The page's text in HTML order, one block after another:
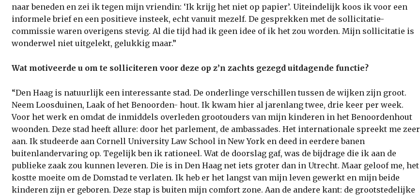
naar beneden en zei ik tegen mijn vriendin: ‘Ik krijg het niet op papier’. Uiteindelijk koos ik voor een
informele brief en een positieve insteek, echt vanuit mezelf. De gesprekken met de sollicitatie-
commissie waren overigens stevig. Al die tijd had ik geen idee of ik het zou worden. Mijn sollicitatie is
wonderwel niet uitgelekt, gelukkig maar.”
Wat motiveerde u om te solliciteren voor deze op z’n zachts gezegd uitdagende functie?
“Den Haag is natuurlijk een interessante stad. De onderlinge verschillen tussen de wijken zijn groot.
Neem Loosduinen, Laak of het Benoorden- hout. Ik kwam hier al jarenlang twee, drie keer per week.
Voor het werk en omdat de inmiddels overleden grootouders van mijn kinderen in het Benoordenhout
woonden. Deze stad heeft allure: door het parlement, de ambassades. Het internationale spreekt me zeer
aan. Ik studeerde aan Cornell University Law School in New York en deed in eerdere banen
buitenlandervaring op. Tegelijk ben ik rationeel. Wat de doorslag gaf, was de bijdrage die ik aan de
publieke zaak zou kunnen leveren. Die is in Den Haag net iets groter dan in Utrecht. Maar geloof me, het
kostte moeite om de Domstad te verlaten. Ik heb er het langst van mijn leven gewerkt en mijn beide
kinderen zijn er geboren. Deze stap is buiten mijn comfort zone. Aan de andere kant: de grootstedelijke